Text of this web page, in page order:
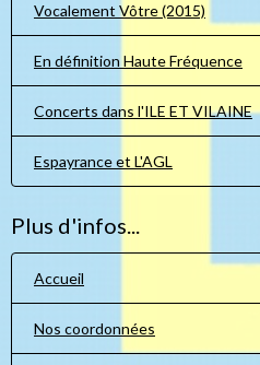
Vocalement Vôtre (2015)
En définition Haute Fréquence
Concerts dans l'ILE ET VILAINE
Espayrance et L'AGL
Plus d'infos...
Accueil
Nos coordonnées